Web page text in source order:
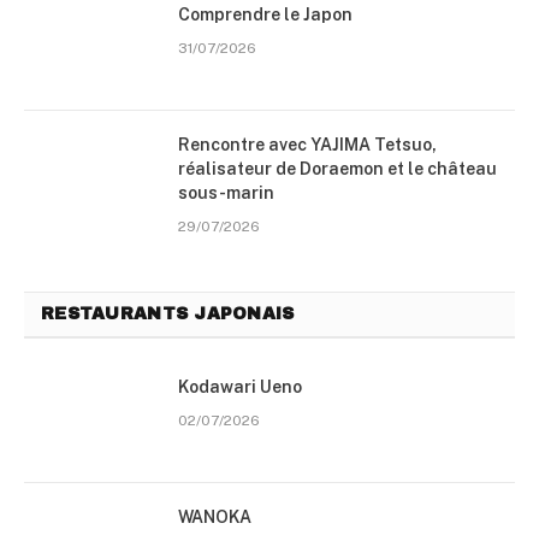
Comprendre le Japon
31/07/2026
Rencontre avec YAJIMA Tetsuo,
réalisateur de Doraemon et le château
sous-marin
29/07/2026
RESTAURANTS JAPONAIS
Kodawari Ueno
02/07/2026
WANOKA